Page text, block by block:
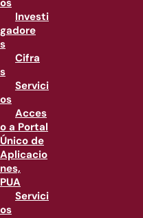
os
Investi
gadore
s
Cifra
s
Servici
os
Acces
o a Portal
Único de
Aplicacio
nes,
PUA
Servici
os